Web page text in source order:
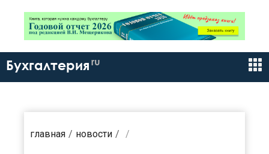
Бухгалтерия ru
главная новости